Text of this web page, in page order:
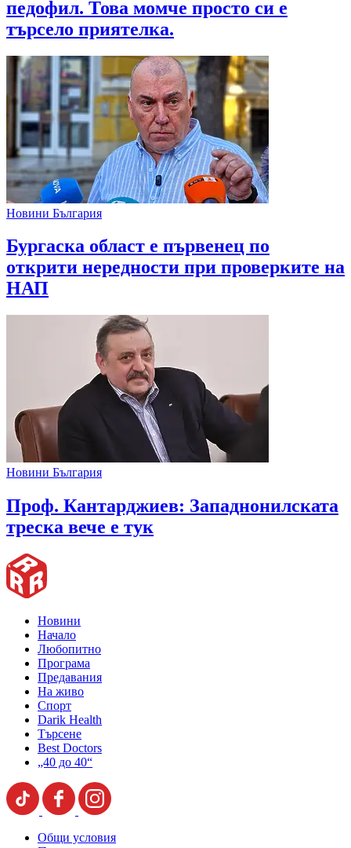
педофил. Това момче просто си е
търсело приятелка.
Новини България
Бургаска област е първенец по
открити нередности при проверките на
НАП
Новини България
Проф. Кантарджиев: Западнонилската
треска вече е тук
Новини
Начало
Любопитно
Програма
Предавания
На живо
Спорт
Darik Health
Търсене
Best Doctors
„40 до 40“
Общи условия